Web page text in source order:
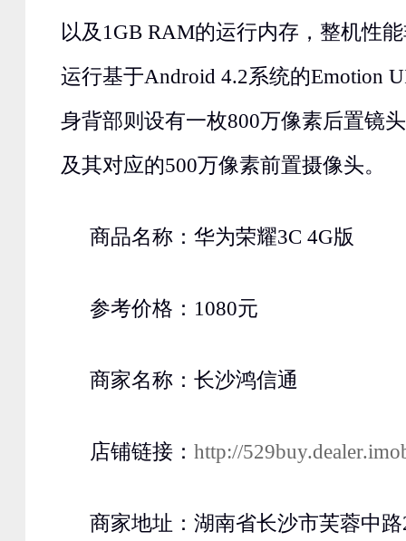
以及1GB RAM的运行内存，整机性
运行基于Android 4.2系统的Emotion
身背部则设有一枚800万像素后置镜
及其对应的500万像素前置摄像头。
商品名称：华为荣耀3C 4G版
参考价格：1080元
商家名称：长沙鸿信通
店铺链接： http://
商家地址：湖南省长沙市芙蓉中